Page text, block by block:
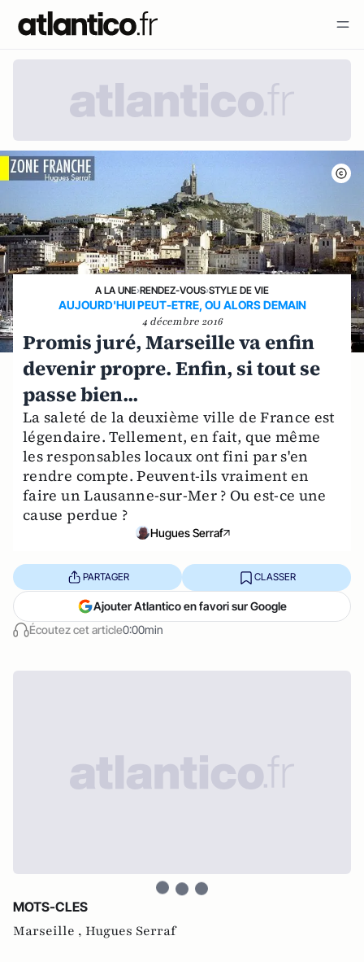
A LA UNE›RENDEZ-VOUS›STYLE DE VIE
AUJOURD'HUI PEUT-ETRE, OU ALORS DEMAIN
4 décembre 2016
Promis juré, Marseille va enfin
devenir propre. Enfin, si tout se
passe bien...
La saleté de la deuxième ville de France est
légendaire. Tellement, en fait, que même
les responsables locaux ont fini par s'en
rendre compte. Peuvent-ils vraiment en
faire un Lausanne-sur-Mer ? Ou est-ce une
cause perdue ?
Hugues Serraf
Écoutez cet article0:00min
PARTAGER CLASSER
Ajouter Atlantico en favori sur Google
MOTS-CLES
Marseille , Hugues Serraf